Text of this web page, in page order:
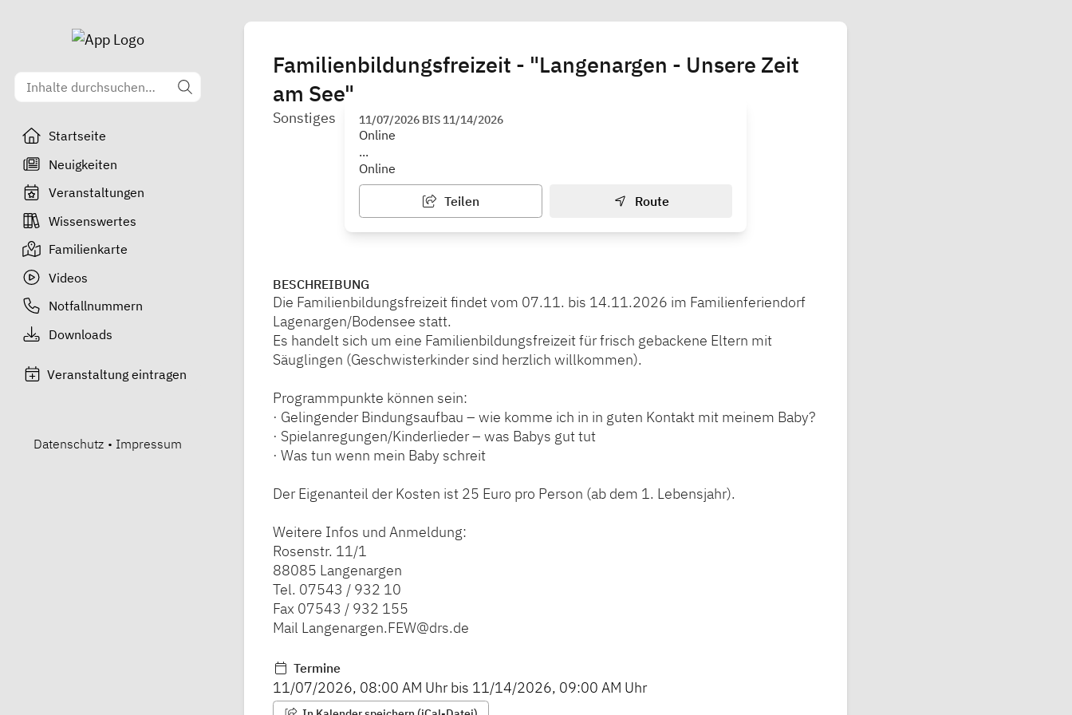
Startseite
Neuigkeiten
Veranstaltungen
Wissenswertes
Familienkarte
Videos
Notfallnummern
Downloads
Veranstaltung eintragen
Datenschutz • Impressum
Familienbildungsfreizeit - "Langenargen - Unsere Zeit
am See"
Sonstiges 11/07/2026 BIS 11/14/2026
Online
...
Online
Teilen Route
BESCHREIBUNG
Die Familienbildungsfreizeit findet vom 07.11. bis 14.11.2026 im Familienferiendorf
Lagenargen/Bodensee statt.
Es handelt sich um eine Familienbildungsfreizeit für frisch gebackene Eltern mit
Säuglingen (Geschwisterkinder sind herzlich willkommen).
Programmpunkte können sein:
· Gelingender Bindungsaufbau – wie komme ich in in guten Kontakt mit meinem Baby?
· Spielanregungen/Kinderlieder – was Babys gut tut
· Was tun wenn mein Baby schreit
Der Eigenanteil der Kosten ist 25 Euro pro Person (ab dem 1. Lebensjahr).
Weitere Infos und Anmeldung:
Rosenstr. 11/1
88085 Langenargen
Tel. 07543 / 932 10
Fax 07543 / 932 155
Mail Langenargen.FEW@drs.de
Termine
11/07/2026, 08:00 AM Uhr bis 11/14/2026, 09:00 AM Uhr